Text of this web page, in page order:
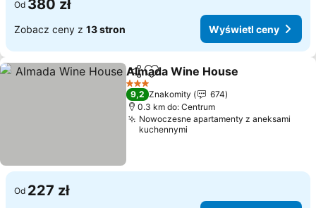
Od 380 zł
Zobacz ceny z 13 stron Wyświetl ceny
Udostępnij
Dodaj do ulubionych
Almada Wine House
3 Kategoria
9,2 Znakomity
674
0.3 km do: Centrum
Nowoczesne apartamenty z aneksami
kuchennymi
Od 227 zł